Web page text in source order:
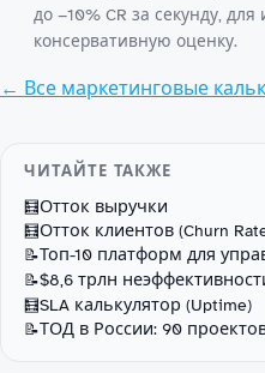
до −10% CR за секунду,
консервативную оценку.
← Все маркетинговые
ЧИТАЙТЕ ТАКЖЕ
🧮Отток выручки
🧮Отток клиентов (Churn
📝Топ-10 платформ для
📝$8,6 трлн
🧮SLA калькулятор (Uptime)
📝ТОД в России: 90